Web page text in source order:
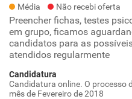
Média Não recebi oferta
Preencher fichas, testes
em grupo, ficamos
candidatos para as
atendidos regularmente
Candidatura
Candidatura online. O processo
mês de Fevereiro de 2018